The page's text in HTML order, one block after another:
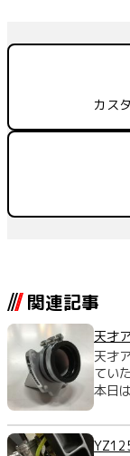
カス
関連記事
天才
天才
てい
本日